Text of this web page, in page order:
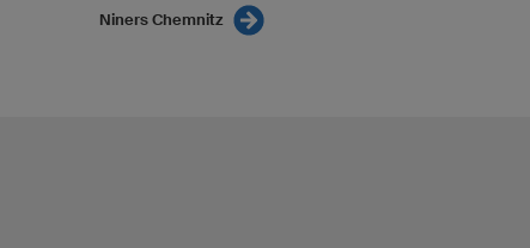
Niners Chemnitz